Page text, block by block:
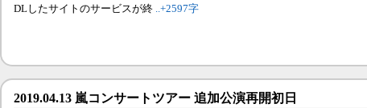
DLしたサイトのサービスが終 ..+2597字
2019.04.13 嵐コンサートツアー 追加公演再開初日